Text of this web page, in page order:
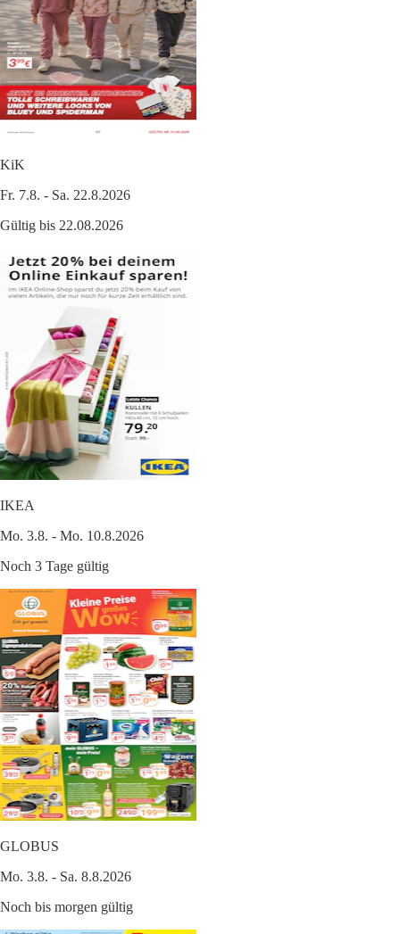
KiK
Fr. 7.8. - Sa. 22.8.2026
Gültig bis 22.08.2026
IKEA
Mo. 3.8. - Mo. 10.8.2026
Noch 3 Tage gültig
GLOBUS
Mo. 3.8. - Sa. 8.8.2026
Noch bis morgen gültig